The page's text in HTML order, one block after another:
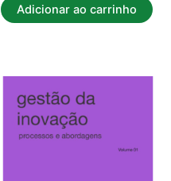
Adicionar ao carrinho